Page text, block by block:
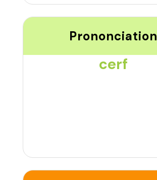
Prononciation
cerf